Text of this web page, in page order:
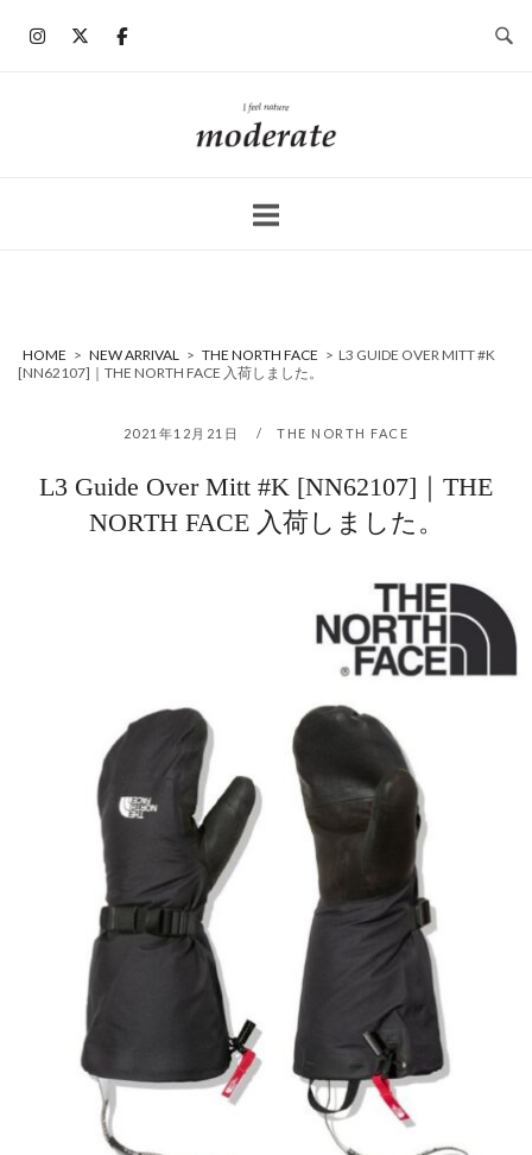
ホ
ー
HOME > NEW ARRIVAL > THE NORTH FACE > L3 GUIDE OVER MITT #K
[NN62107]｜THE NORTH FACE 入荷しました。
2021年12月21日 THE NORTH FACE
L3 Guide Over Mitt #K [NN62107]｜THE
NORTH FACE 入荷しました。